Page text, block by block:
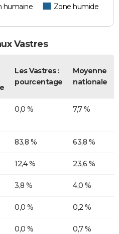
humaine Zone humide
Vastres
Les Vastres :
pourcentage
Moyenne
nationale
0,0 % 7,7 %
83,8 % 63,8 %
12,4 % 23,6 %
3,8 % 4,0 %
0,0 % 0,2 %
0,0 % 0,7 %